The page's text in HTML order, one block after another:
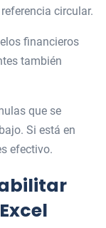
circular.
financieros
también
que se
Si está en
efectivo.